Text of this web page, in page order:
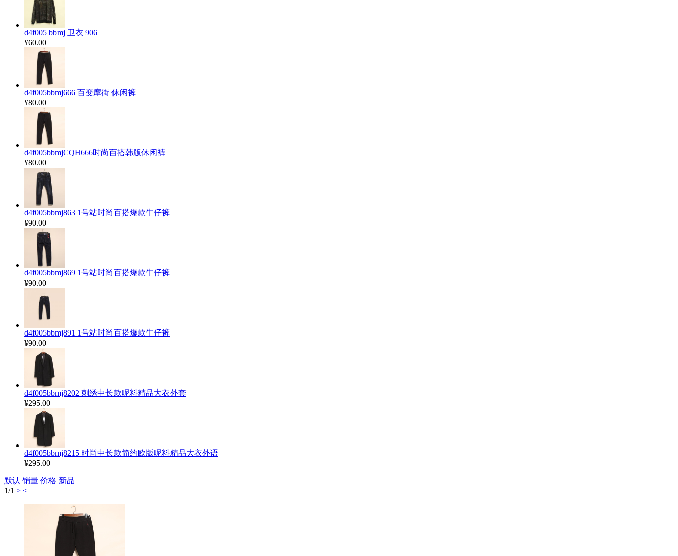
d4f005 bbmj 卫衣 906
¥60.00
d4f005bbmj666 百变摩街 休闲裤
¥80.00
d4f005bbmjCQH666时尚百搭韩版休闲裤
¥80.00
d4f005bbmj863 1号站时尚百搭爆款牛仔裤
¥90.00
d4f005bbmj869 1号站时尚百搭爆款牛仔裤
¥90.00
d4f005bbmj891 1号站时尚百搭爆款牛仔裤
¥90.00
d4f005bbmj8202 刺绣中长款呢料精品大衣外套
¥295.00
d4f005bbmj8215 时尚中长款简约欧版呢料精品大衣外语
¥295.00
默认 销量 价格 新品
1/1 > <